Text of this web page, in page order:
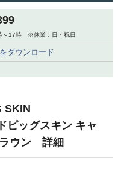
～17時 ※休業：日・祝日
ダウンロード
SKIN
ピッグスキン キャ
ラウン 詳細